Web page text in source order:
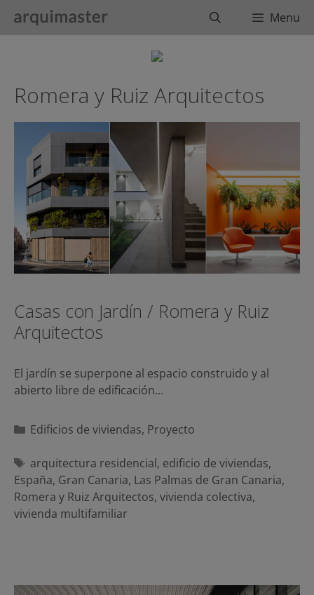
BuscarMenu
Romera y Ruiz Arquitectos
Casas con Jardín / Romera y Ruiz
Arquitectos
El jardín se superpone al espacio construido y al
abierto libre de edificación…
Categorías
Edificios de viviendas, Proyecto
Etiquetas
arquitectura residencial, edificio de viviendas,
España, Gran Canaria, Las Palmas de Gran Canaria,
Romera y Ruiz Arquitectos, vivienda colectiva,
vivienda multifamiliar